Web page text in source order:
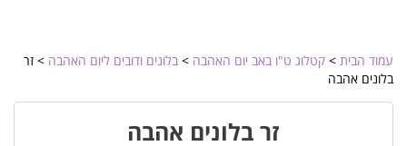
עמוד הבית > קטלוג ט"ו באב יום האהבה > בלונים ודובים ליום האהבה > זר
בלונים אהבה
זר בלונים אהבה